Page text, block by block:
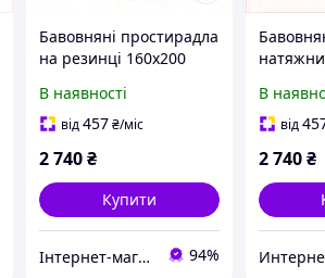
Бавовняні простирадла
на резинці 160х200
для спальні,
855K864P6H
В наявності
від457₴/міс
2 740₴
Купити
Інтернет-магазин ShopNow 94%
В
від
2 740 ₴